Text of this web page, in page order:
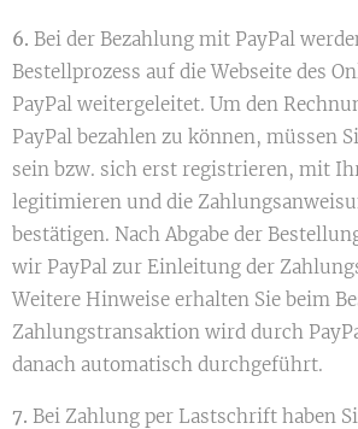
6. Bei der Bezahlung mit PayPal
Bestellprozess auf die Webseite des
PayPal weitergeleitet. Um den
PayPal bezahlen zu können, müssen
sein bzw. sich erst registrieren, mit
legitimieren und die
bestätigen. Nach Abgabe der
wir PayPal zur Einleitung der
Weitere Hinweise erhalten Sie beim
Zahlungstransaktion wird durch
danach automatisch durchgeführt.
7. Bei Zahlung per Lastschrift haben